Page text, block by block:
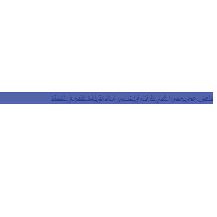
داعش يفجر جسورا شمالي الرقة وقوات سوريا الديمقراطية تتقدم في المنطقة